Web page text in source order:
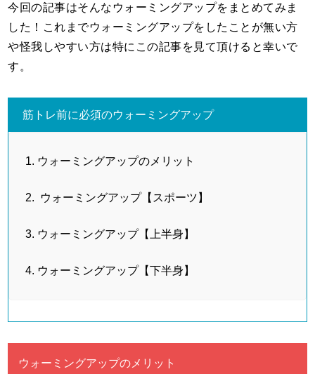
今回の記事はそんなウォーミングアップをまとめてみま
した！これまでウォーミングアップをしたことが無い方
や怪我しやすい方は特にこの記事を見て頂けると幸いで
す。
筋トレ前に必須のウォーミングアップ
ウォーミングアップのメリット
ウォーミングアップ【スポーツ】
ウォーミングアップ【上半身】
ウォーミングアップ【下半身】
ウォーミングアップのメリット